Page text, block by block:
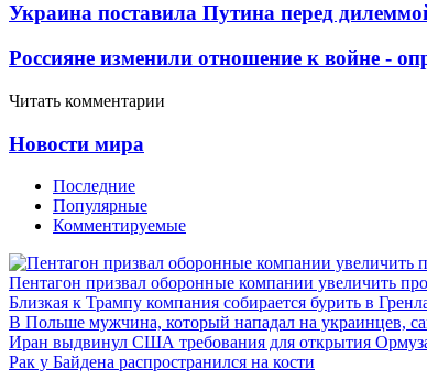
Украина поставила Путина перед
Россияне изменили отношение к войне -
Читать комментарии
Новости мира
Последние
Популярные
Комментируемые
Пентагон призвал оборонные компании увеличить
Близкая к Трампу компания собирается бурить в
В Польше мужчина, который нападал на украинцев,
Иран выдвинул США требования для открытия
Рак у Байдена распространился на кости